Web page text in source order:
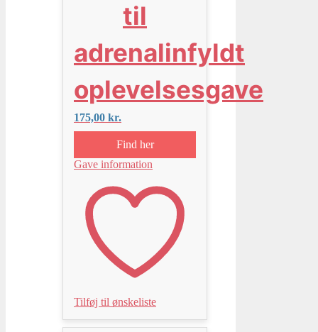
til
adrenalinfyldt
oplevelsesgave
175,00 kr.
Find her
Gave information
Tilføj til ønskeliste